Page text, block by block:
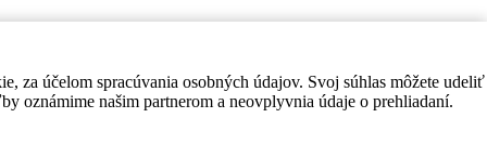
za účelom spracúvania osobných údajov. Svoj súhlas môžete udeliť
oznámime našim partnerom a neovplyvnia údaje o prehliadaní.